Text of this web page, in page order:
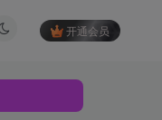
开通会员